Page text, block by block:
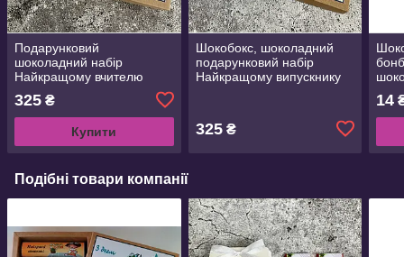
Подарунковий
шоколадний набір
Найкращому вчителю
педагогу, вчителю на День
вчителя,випускний
325 ₴
Купити
Шокобокс, шоколадний
подарунковий набір
Найкращому випускнику
325₴
14
Подібні товари компанії